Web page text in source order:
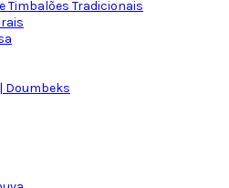
Timbalões Tradicionais
Doumbeks